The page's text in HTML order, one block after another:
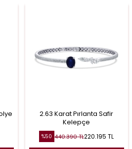
2.63 Karat Pırlanta Safir
Kelepçe
%50 440.390TL220.195 TL